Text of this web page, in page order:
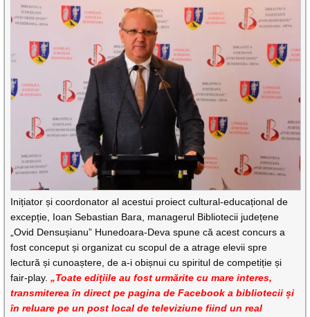
Inițiator și coordonator al acestui proiect cultural-educațional de
excepție, Ioan Sebastian Bara, managerul Bibliotecii județene
„Ovid Densușianu” Hunedoara-Deva spune că acest concurs a
fost conceput și organizat cu scopul de a atrage elevii spre
lectură și cunoaștere, de a-i obișnui cu spiritul de competiție și
fair-play.„Toate edițiile au fost urmărite cu mare interes,
transmiterea în direct pe pagina de Facebook a bibliotecii și
în reluare pe un post local de televiziune fiind un real